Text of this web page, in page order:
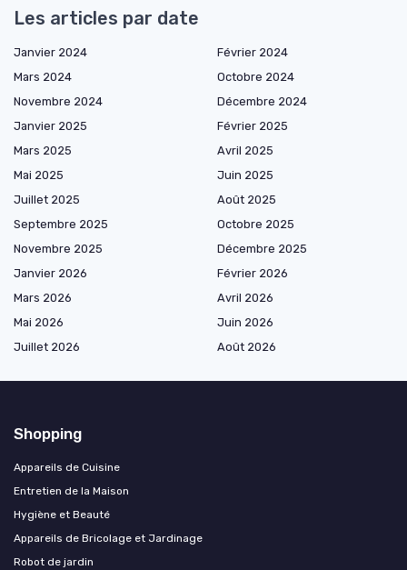
Les articles par date
Janvier 2024
Février 2024
Mars 2024
Octobre 2024
Novembre 2024
Décembre 2024
Janvier 2025
Février 2025
Mars 2025
Avril 2025
Mai 2025
Juin 2025
Juillet 2025
Août 2025
Septembre 2025
Octobre 2025
Novembre 2025
Décembre 2025
Janvier 2026
Février 2026
Mars 2026
Avril 2026
Mai 2026
Juin 2026
Juillet 2026
Août 2026
Shopping
Appareils de Cuisine
Entretien de la Maison
Hygiène et Beauté
Appareils de Bricolage et Jardinage
Robot de jardin